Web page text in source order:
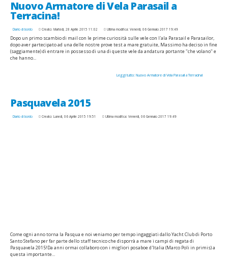
Nuovo Armatore di Vela Parasail a
Terracina!
Diario di bordo Creato: Martedì, 28 Aprile 2015 11:02 Ultima modifica: Venerdì, 06 Gennaio 2017 19:49
Dopo un primo scambio di mail con le prime curiosità sulle vele con l'ala Parasail e Parasailor,
dopo aver partecipato ad una delle nostre prove test a mare gratuite, Massimo ha deciso in fine
(saggiamente) di entrare in possesso di una di queste vele da andatura portante "che volano" e
che hanno...
Leggi tutto: Nuovo Armatore di Vela Parasail a Terracina!
Pasquavela 2015
Diario di bordo Creato: Lunedì, 06 Aprile 2015 19:51 Ultima modifica: Venerdì, 06 Gennaio 2017 19:49
Come ogni anno torna la Pasqua e noi veniamo per tempo ingaggiati dallo Yacht Club di Porto
Santo Stefano per far parte dello staff tecnico che disporrà a mare i campi di regata di
Pasquavela 2015!Da anni ormai collaboro con i migliori posaboe d'Italia (Marco Poli in primis) a
questa importante...